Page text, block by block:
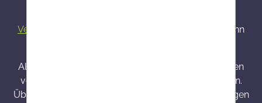
Versandkosten
und ggf. Nachnahmegebühren, wenn
Alle bei Onlineapo angebotenen Arzneimittel werden
von Österreich versendet und sind dort zugelassen.
Über Wirkung und mögliche unerwünschte Wirkungen